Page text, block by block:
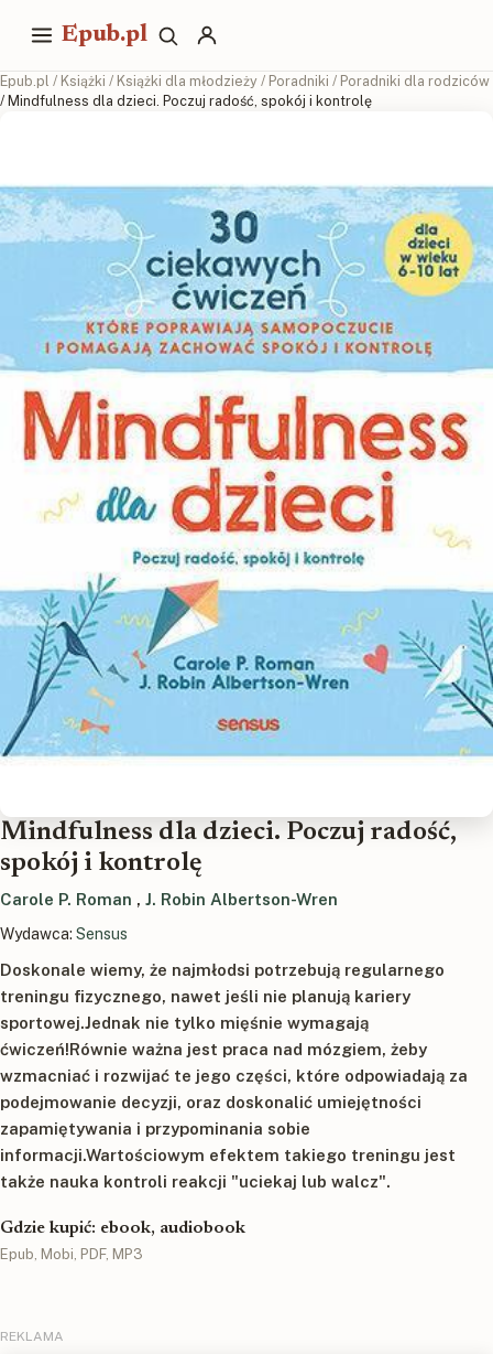
Epub.pl
Epub.pl / Książki / Książki dla młodzieży / Poradniki / Poradniki dla rodziców
/ Mindfulness dla dzieci. Poczuj radość, spokój i kontrolę
Mindfulness dla dzieci. Poczuj radość,
spokój i kontrolę
Carole P. Roman , J. Robin Albertson-Wren
Wydawca: Sensus
Doskonale wiemy, że najmłodsi potrzebują regularnego
treningu fizycznego, nawet jeśli nie planują kariery
sportowej.Jednak nie tylko mięśnie wymagają
ćwiczeń!Równie ważna jest praca nad mózgiem, żeby
wzmacniać i rozwijać te jego części, które odpowiadają za
podejmowanie decyzji, oraz doskonalić umiejętności
zapamiętywania i przypominania sobie
informacji.Wartościowym efektem takiego treningu jest
także nauka kontroli reakcji "uciekaj lub walcz".
Gdzie kupić: ebook, audiobook
Epub, Mobi, PDF, MP3